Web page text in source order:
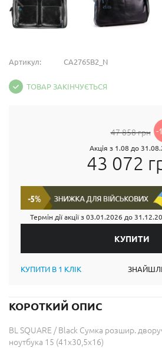
Артикул: CA2765B2_N
ТОВАР ЗАКІНЧУЄТЬСЯ
47 858 грн -
Акція з 1.08 до
43 072
Термін дії акції з03.01.2026 до
КУПИТИ В 1 КЛІК
КОРОТКИЙ ОПИС
BL SQUARE / Black Сумка розшир.
ноутбука 15 (41x30,5x16)